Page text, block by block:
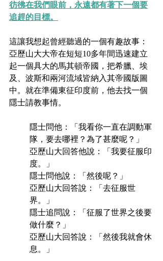
彷彿在我們眼前，永遠都有著下一個要
追趕的目標。
這讓我想起曾經聽過的一個有趣故事：
亞歷山大大帝在短短10多年間迅速建立
起一個具大的馬其頓帝國，把希臘、埃
及、波斯和兩河流域皆納入其帝國版圖
中。就在準備東征印度前，他去找一個
隱士請教事情。
隱士問他：「我看你一直在調動軍
隊，要去哪裡？為了甚麼呢？」
亞歷山大回答他說：「我要征服印
度。」
隱士問他說：「然後呢？」
亞歷山大回答說：「去征服世
界。」
隱士追問說：「征服了世界之後要
做什麼？」
亞歷山大回答說：「然後我就會休
息。」